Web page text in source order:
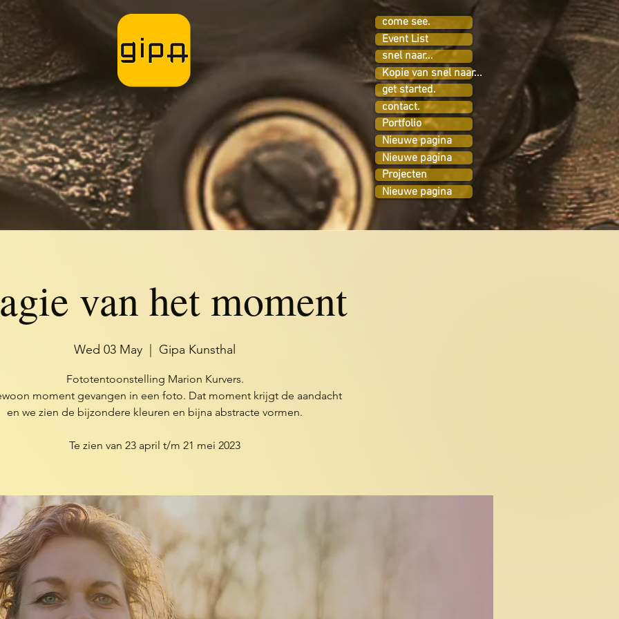
come see.
Event List
snel naar...
Kopie van snel naar...
get started.
contact.
Portfolio
Nieuwe pagina
Nieuwe pagina
Projecten
Nieuwe pagina
van het moment
Wed 03 May Gipa Kunsthal
Fototentoonstelling Marion Kurvers.
moment gevangen in een foto. Dat moment krijgt de aandacht
en we zien de bijzondere kleuren en bijna abstracte vormen.
Te zien van 23 april t/m 21 mei 2023